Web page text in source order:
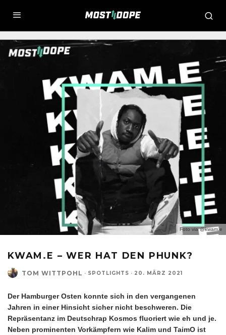
Foto via @kwam.e
KWAM.E – WER HAT DEN PHUNK?
TOM WITTPOHL · SPOTLIGHTS · 20. MÄRZ 2021
Der Hamburger Osten konnte sich in den vergangenen
Jahren in einer Hinsicht sicher nicht beschweren. Die
Repräsentanz im Deutschrap Kosmos fluoriert wie eh und je.
Neben prominenten Vorkämpfern wie Kalim und TaimO ist